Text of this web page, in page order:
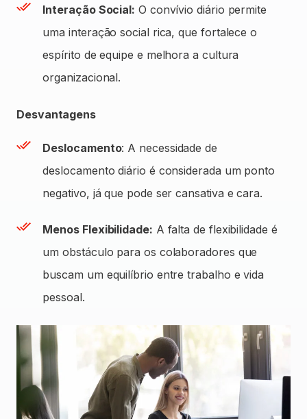
Interação Social: O convívio diário permite
uma interação social rica, que fortalece o
espírito de equipe e melhora a cultura
organizacional.
Desvantagens
Deslocamento: A necessidade de
deslocamento diário é considerada um ponto
negativo, já que pode ser cansativa e cara.
Menos Flexibilidade: A falta de flexibilidade é
um obstáculo para os colaboradores que
buscam um equilíbrio entre trabalho e vida
pessoal.